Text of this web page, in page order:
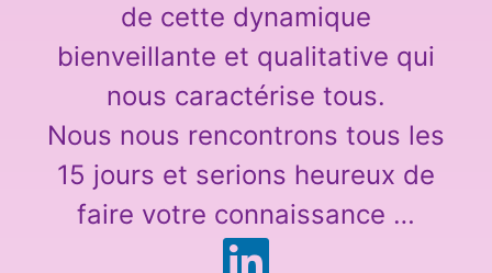
de cette dynamique
bienveillante et qualitative qui
nous caractérise tous.
Nous nous rencontrons tous les
15 jours et serions heureux de
faire votre connaissance …